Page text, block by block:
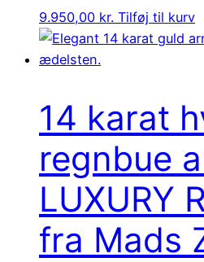
9.950,00 kr. Tilføj til kurv
14 karat
regnbue
LUXURY
fra Mads